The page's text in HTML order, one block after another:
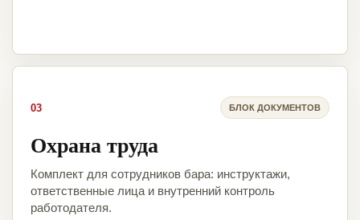
03 БЛОК ДОКУМЕНТОВ
Охрана труда
Комплект для сотрудников бара: инструктажи,
ответственные лица и внутренний контроль
работодателя.